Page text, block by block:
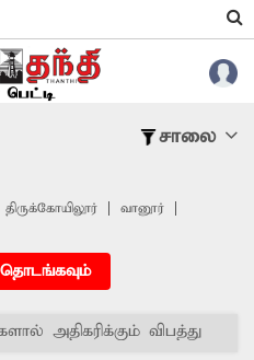
சாலை
திருக்கோயிலூர்
வானூர்
தொடங்கவும்
அதிகரிக்கும் விபத்து